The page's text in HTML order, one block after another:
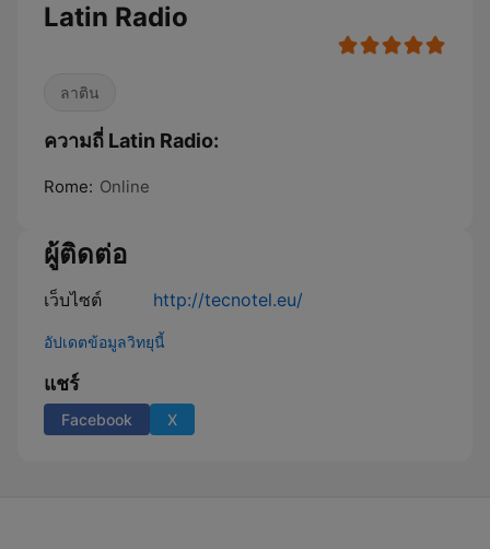
Latin Radio
ลาติน
ความถี่ Latin Radio:
Rome: Online
ผู้ติดต่อ
เว็บไซต์ http://tecnotel.eu/
อัปเดตข้อมูลวิทยุนี้
แชร์
Facebook X